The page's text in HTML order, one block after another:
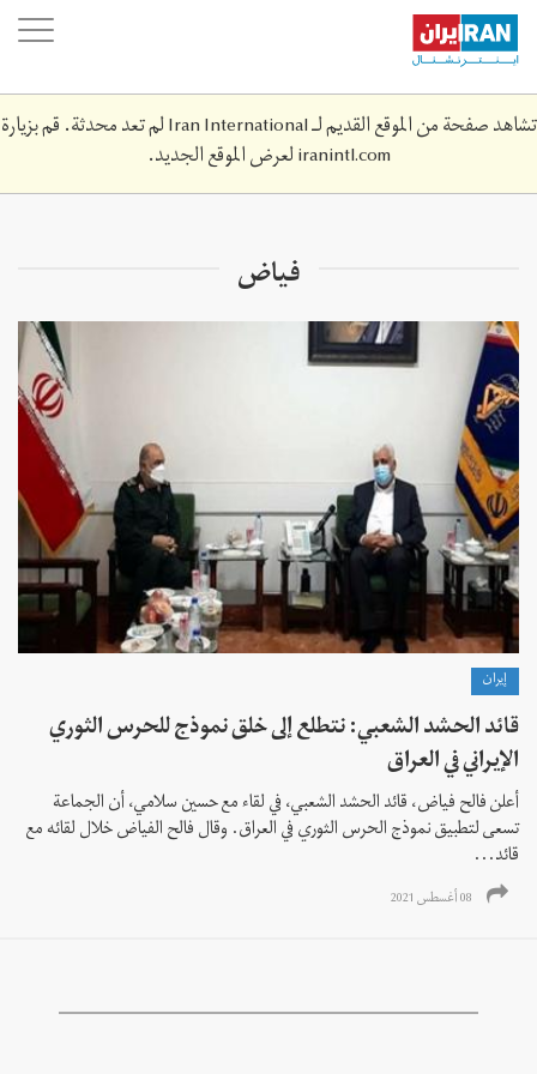
Skip
main
content
تشاهد صفحة من الموقع القديم لـ Iran International لم تعد محدثة. قم بزيارة
iranintl.comلعرض الموقع الجديد.
فياض
إيران
قائد الحشد الشعبي: نتطلع إلى خلق نموذج للحرس الثوري
الإيراني في العراق
أعلن فالح فياض، قائد الحشد الشعبي، في لقاء مع حسين سلامي، أن الجماعة
تسعى لتطبيق نموذج الحرس الثوري في العراق. وقال فالح الفياض خلال لقائه مع
قائد...
08 أغسطس 2021